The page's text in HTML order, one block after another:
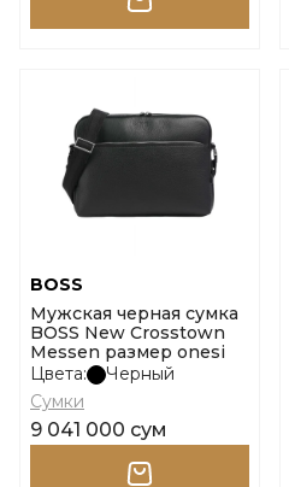
BOSS
Мужская черная сумка
BOSS New Crosstown
Messen размер onesi
Цвета:
Черный
Сумки
9 041 000 сум